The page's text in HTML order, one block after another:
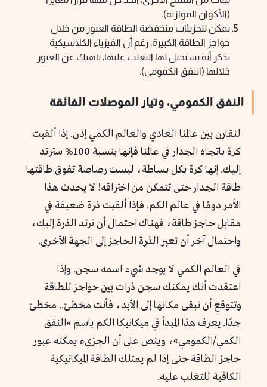
(الأكوان الموازية).
يمكن للجزيئات منخفضة الطاقة العبور من خلال
حواجز الطاقة الكبيرة، رغم أن الفيزياء الكلاسيكية
تذكر أنه يستحيل لها التغلب عليها، ناهيك عن العبور
خلالها (النفق الكمومي).
النفق الكمومي، وتيار الموصلات الفائقة
لنقارن بين عالمنا العادي والعالم الكمي إذن. إذا ألقيت
كرة باتجاه الجدار في عالمنا فإنها بنسبة 100% سترتد
إليك. إنها كرة بكل بساطة، ليست رصاصة تفوق طاقتها
طاقة الجدار حتى تتمكن من اختراقه! لا يحدث هذا
الأمر دومًا في عالم الكم. فإذا ألقيت ذرة ضعيفة في
مقابل حاجز طاقة، فهناك احتمال أن ترتد الذرة إليك،
واحتمال آخر أن تعبر الذرة الحاجز إلى الجهة الأخرى.
في العالم الكمي لا يوجد شيء اسمه سجن. وإذا
اعتقدت أنك يمكنك سجن ذرات بين حواجز للطاقة
وتتوقع أن تبقى مكانها إلى الأبد، فأنت مخطئ.. مخطئ
جدًا. يعرف هذا المبدأ في ميكانيكا الكم باسم «النفق
الكمي/الكمومي»، وينص على أن الجزيء يمكنه عبور
حاجز الطاقة حتى إذا لم يمتلك الطاقة الميكانيكية
الكافية للتغلب عليه.